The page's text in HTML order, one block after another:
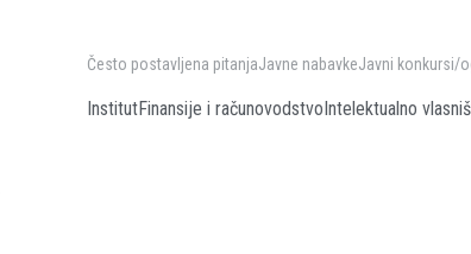
Često postavljena pitanjaJavne nabavkeJavni konkursi/
InstitutFinansije i računovodstvoIntelektualno